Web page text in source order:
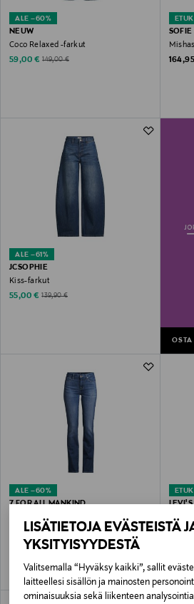
LISÄTIETOJA EVÄSTEISTÄ
YKSITYISYYDESTÄ
Valitsemalla “Hyväksy kaikki”, sallit
laitteellesi sisällön ja mainosten
ominaisuuksia sekä liikenteen
ALE –60%
NEUW
Coco Relaxed -farkut
Discounted Price
59,00 € Original Price
149,00 €
SOFIE
ALE –61%
JCSOPHIE
Kiss-farkut
Discounted Price
55,00 € Original Price
139,90 €
OSTA
ALE –60%
7 FOR ALL MANKIND
Kimmie Straight Slim -farkut
Discounted Price
99,00 € Original Price
249,00 €
315
90,00